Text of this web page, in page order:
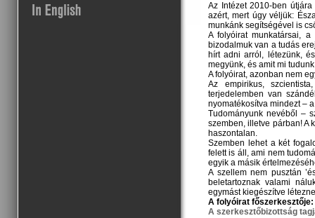
Az Intézet 2010-ben
azért, mert úgy véljük:
munkánk segítségével is
A folyóirat munkatársai,
bizodalmuk van a tudás
hírt adni arról, létezünk,
megyünk, és amit mi
A folyóirat, azonban nem
Az empirikus,
terjedelemben van
nyomatékosítva mindezt –
Tudományunk nevéből –
szemben, illetve párban! A
haszontalan.
Szemben lehet a két
felett is áll, ami nem
egyik a másik
A szellem nem pusztán
beletartoznak valami
egymást kiegészítve
A folyóirat főszerkesztője:
A szerkesztőbizottság